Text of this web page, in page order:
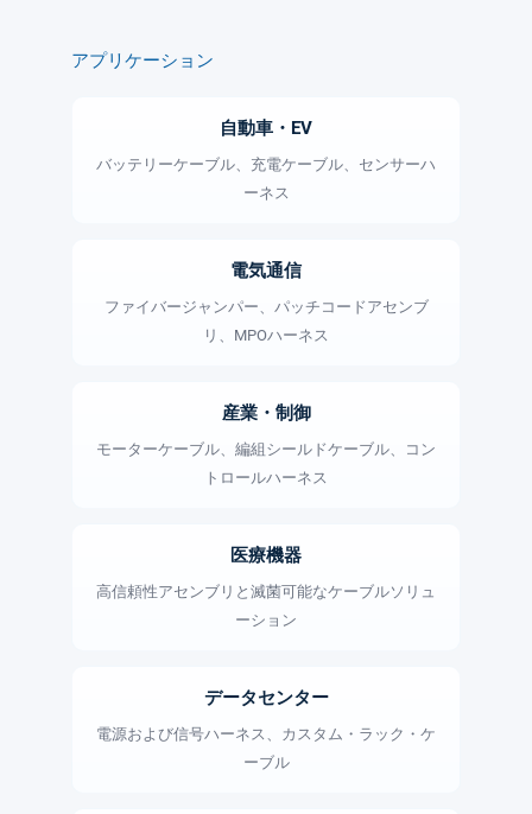
アプリケーション
自動車・EV
バッテリーケーブル、充電ケーブル、センサーハ
ーネス
電気通信
ファイバージャンパー、パッチコードアセンブ
リ、MPOハーネス
産業・制御
モーターケーブル、編組シールドケーブル、コン
トロールハーネス
医療機器
高信頼性アセンブリと滅菌可能なケーブルソリュ
ーション
データセンター
電源および信号ハーネス、カスタム・ラック・ケ
ーブル